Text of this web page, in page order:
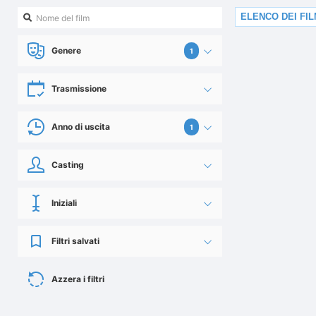
Genere 1
Trasmissione
Anno di uscita 1
Casting
Iniziali
Filtri salvati
Azzera i filtri
ELENCO DEI